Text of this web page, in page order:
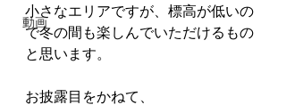
動画
小さなエリアですが、標高が低いの
で冬の間も楽しんでいただけるもの
と思います。
お披露目をかねて、